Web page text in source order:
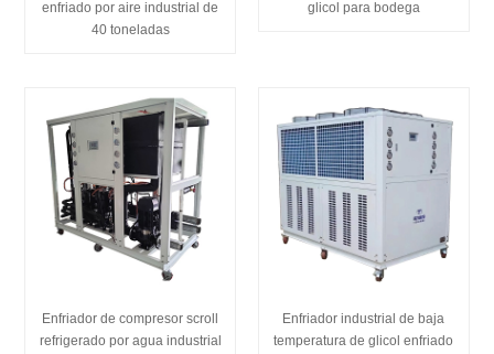
enfriado por aire industrial de
40 toneladas
glicol para bodega
Enfriador de compresor scroll
refrigerado por agua industrial
Enfriador industrial de baja
temperatura de glicol enfriado